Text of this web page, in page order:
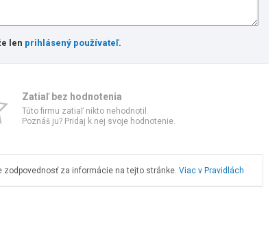
len prihlásený používateľ.
Zatiaľ bez hodnotenia
Túto firmu zatiaľ nikto nehodnotil.
Poznáš ju? Pridaj k nej svoje hodnotenie.
zodpovednosť za informácie na tejto stránke. Viac v Pravidlách